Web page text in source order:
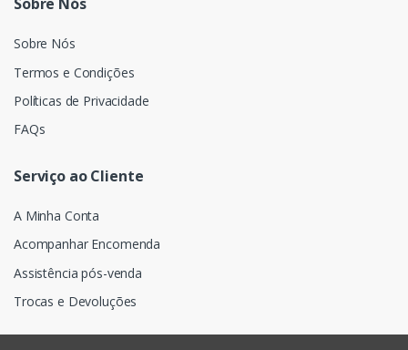
Sobre Nós
Termos e Condições
Políticas de Privacidade
FAQs
Serviço ao Cliente
A Minha Conta
Acompanhar Encomenda
Assistência pós-venda
Trocas e Devoluções